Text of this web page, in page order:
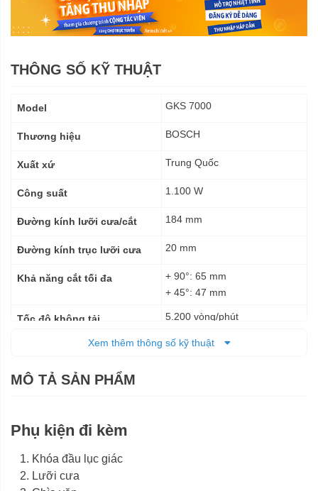
THÔNG SỐ KỸ THUẬT
kỹ
Model GKS 7000
Thương hiệu BOSCH
Xuất xứ Trung Quốc
Công suất 1.100 W
Đường kính lưỡi cưa/cắt 184 mm
Đường kính trục lưỡi cưa 20 mm
Khả năng cắt tối đa
+ 90°: 65 mm
+ 45°: 47 mm
Tốc độ không tải 5.200 vòng/phút
Điện
Trọng lượng tịnh
Xem thêm thông số kỹ thuật
MÔ TẢ SẢN PHẨM
Phụ kiện đi kèm
Khóa đầu lục giác
Lưỡi cưa